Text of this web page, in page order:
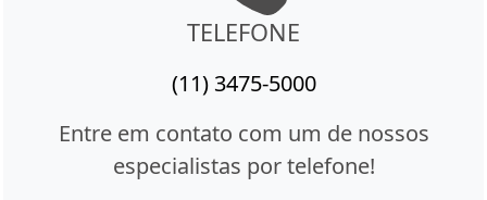
TELEFONE
(11) 3475-5000
Entre em contato com um de nossos
especialistas por telefone!